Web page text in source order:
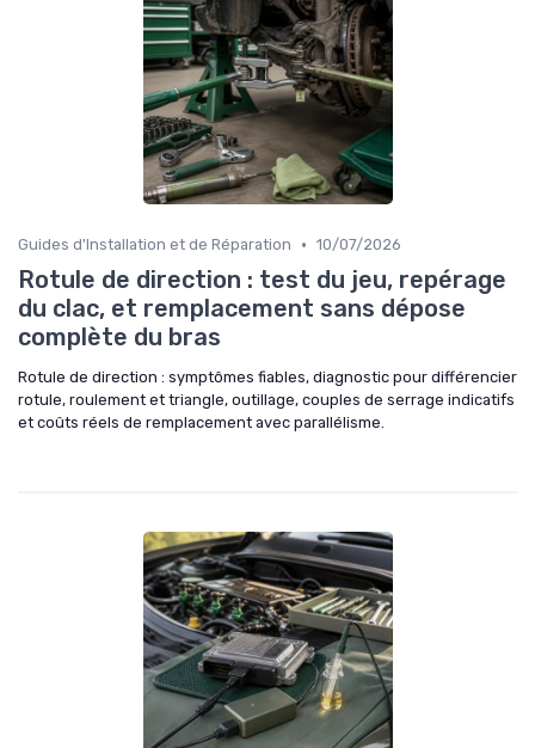
Guides d'Installation et de Réparation • 10/07/2026
Rotule de direction : test du jeu, repérage
du clac, et remplacement sans dépose
complète du bras
Rotule de direction : symptômes fiables, diagnostic pour différencier
rotule, roulement et triangle, outillage, couples de serrage indicatifs
et coûts réels de remplacement avec parallélisme.